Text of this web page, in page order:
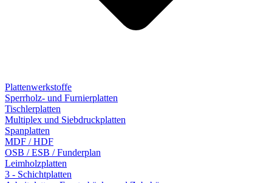
Plattenwerkstoffe
Sperrholz- und Furnierplatten
Tischlerplatten
Multiplex und Siebdruckplatten
Spanplatten
MDF / HDF
OSB / ESB / Funderplan
Leimholzplatten
3 - Schichtplatten